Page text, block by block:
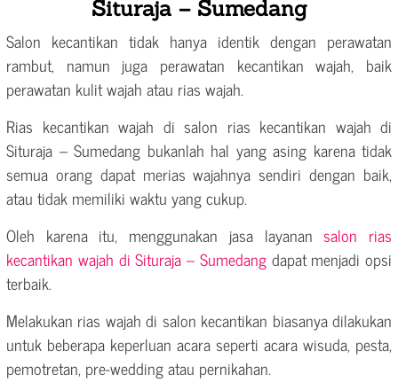
Situraja – Sumedang
Salon kecantikan tidak hanya identik dengan perawatan
rambut, namun juga perawatan kecantikan wajah, baik
perawatan kulit wajah atau rias wajah.
Rias kecantikan wajah di salon rias kecantikan wajah di
Situraja – Sumedang bukanlah hal yang asing karena tidak
semua orang dapat merias wajahnya sendiri dengan baik,
atau tidak memiliki waktu yang cukup.
Oleh karena itu, menggunakan jasa layanan salon rias
kecantikan wajah di Situraja – Sumedangdapat menjadi opsi
terbaik.
Melakukan rias wajah di salon kecantikan biasanya dilakukan
untuk beberapa keperluan acara seperti acara wisuda, pesta,
pemotretan, pre-wedding atau pernikahan.